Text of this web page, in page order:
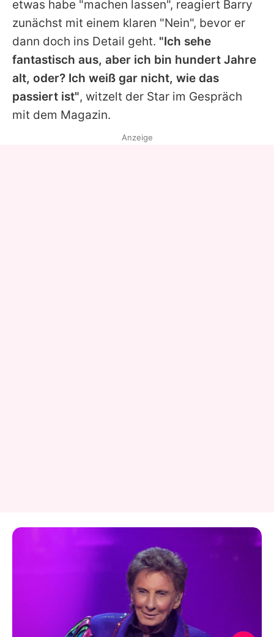
Impressum
Datenschutzerklärung
Nutzungsbedingungen
Utiq verwalten
etwas habe "machen lassen", reagiert Barry
zunächst mit einem klaren "Nein", bevor er
dann doch ins Detail geht. "Ich sehe
fantastisch aus, aber ich bin hundert Jahre
alt, oder? Ich weiß gar nicht, wie das
passiert ist", witzelt der Star im Gespräch
mit dem Magazin.
Anzeige